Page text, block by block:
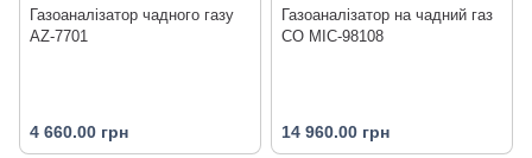
Газоаналізатор чадного газу
AZ-7701
4 660.00 грн
Газоаналізатор на чадний газ
CO MIC-98108
14 960.00 грн